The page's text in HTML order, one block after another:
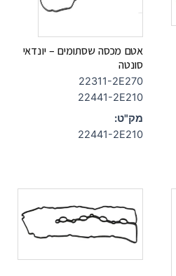
אטם מכסה שסתומים – יונדאי
סונטה
22311-2E270
22441-2E210
מק"ט:
22441-2E210